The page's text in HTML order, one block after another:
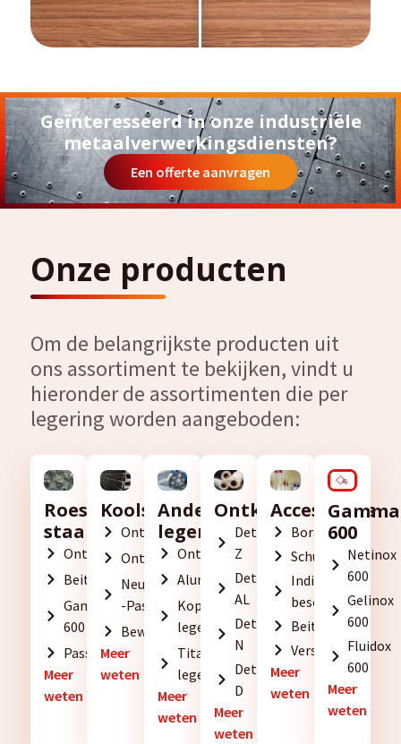
Geïnteresseerd in onze industriële
metaalverwerkingsdiensten?
Een offerte aanvragen
Onze producten
Om de belangrijkste producten uit
ons assortiment te bekijken, vindt u
hieronder de assortimenten die per
legering worden aangeboden:
Roestvrij
staal
Ontvetten
Beitsen
Gamma
600
Passivatie
Meer
weten
Koolstofstaal
Ontvetten
Ontroesten
Neutraliseren
-Passiveren
Bewaren
Meer
weten
Andere
legeringen
Ontvetten
Aluminium
Koper
legering
Titanium
legering
Meer
weten
Ontkalken
Detartrant
Z
Detartrant
AL
Detrartrant
N
Detartrant
D
Meer
weten
Accessoires
Borstels
Schuurspons
Individuele
bescherming
Beitsdoekjes
Verstuivers
Meer
weten
Gamma
600
Netinox
600
Gelinox
600
Fluidox
600
Meer
weten